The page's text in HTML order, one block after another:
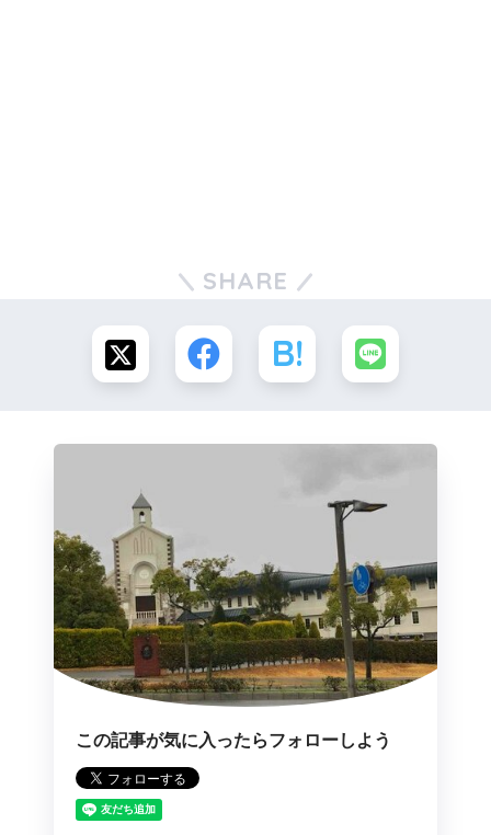
SHARE
この記事が気に入ったらフォローしよう